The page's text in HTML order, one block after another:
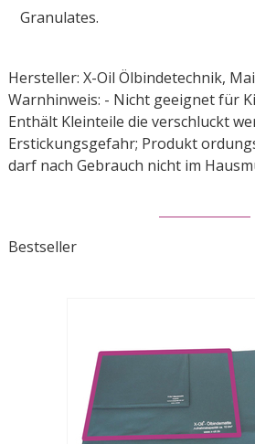
Granulates.
Hersteller: X-Oil Ölbindetechnik,
Warnhinweis: - Nicht geeignet für
Enthält Kleinteile die verschluckt
Erstickungsgefahr; Produkt
darf nach Gebrauch nicht im
Bestseller